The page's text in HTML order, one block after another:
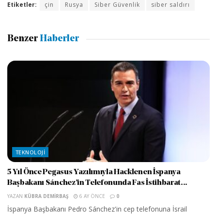
Etiketler: çin Rusya Siber Güvenlik siber saldırı
Benzer Haberler
TEKNOLOJI
5 Yıl Önce Pegasus Yazılımıyla Hacklenen İspanya
Başbakanı Sánchez’in Telefonunda Fas İstihbarat...
YAZAN KÜBRA DEMIRBAŞ 6 AY ÖNCE 0
İspanya Başbakanı Pedro Sánchez'in cep telefonuna İsrail